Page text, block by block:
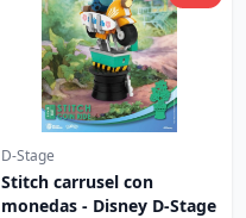
D-Stage
Stitch carrusel con
monedas - Disney D-Stage